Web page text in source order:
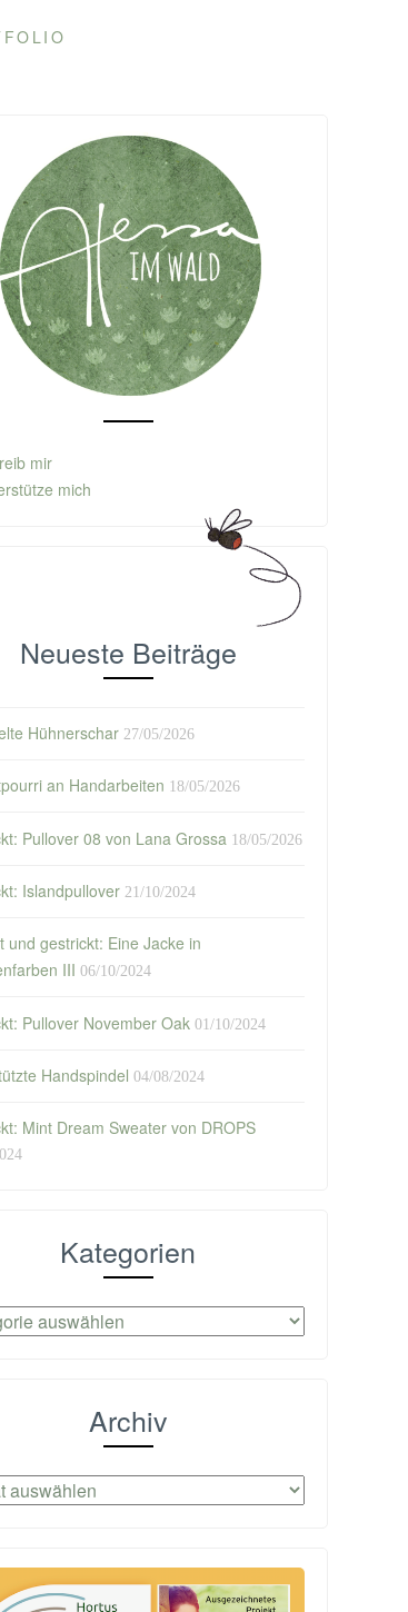
mir
mich
Neueste Beiträge
Hühnerschar 27/05/2026
an Handarbeiten 18/05/2026
Pullover 08 von Lana Grossa 18/05/2026
Islandpullover 21/10/2024
und gestrickt: Eine Jacke in
III 06/10/2024
Pullover November Oak 01/10/2024
Handspindel 04/08/2024
Mint Dream Sweater von DROPS
Kategorien
Archiv